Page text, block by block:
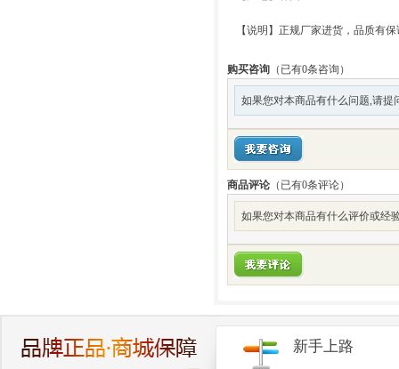
【说明】正规厂家进货，品质有
购买咨询 （已有0条咨询）
如果您对本商品有什么问题,请提
商品评论 （已有0条评论）
如果您对本商品有什么评价或经
新手上路